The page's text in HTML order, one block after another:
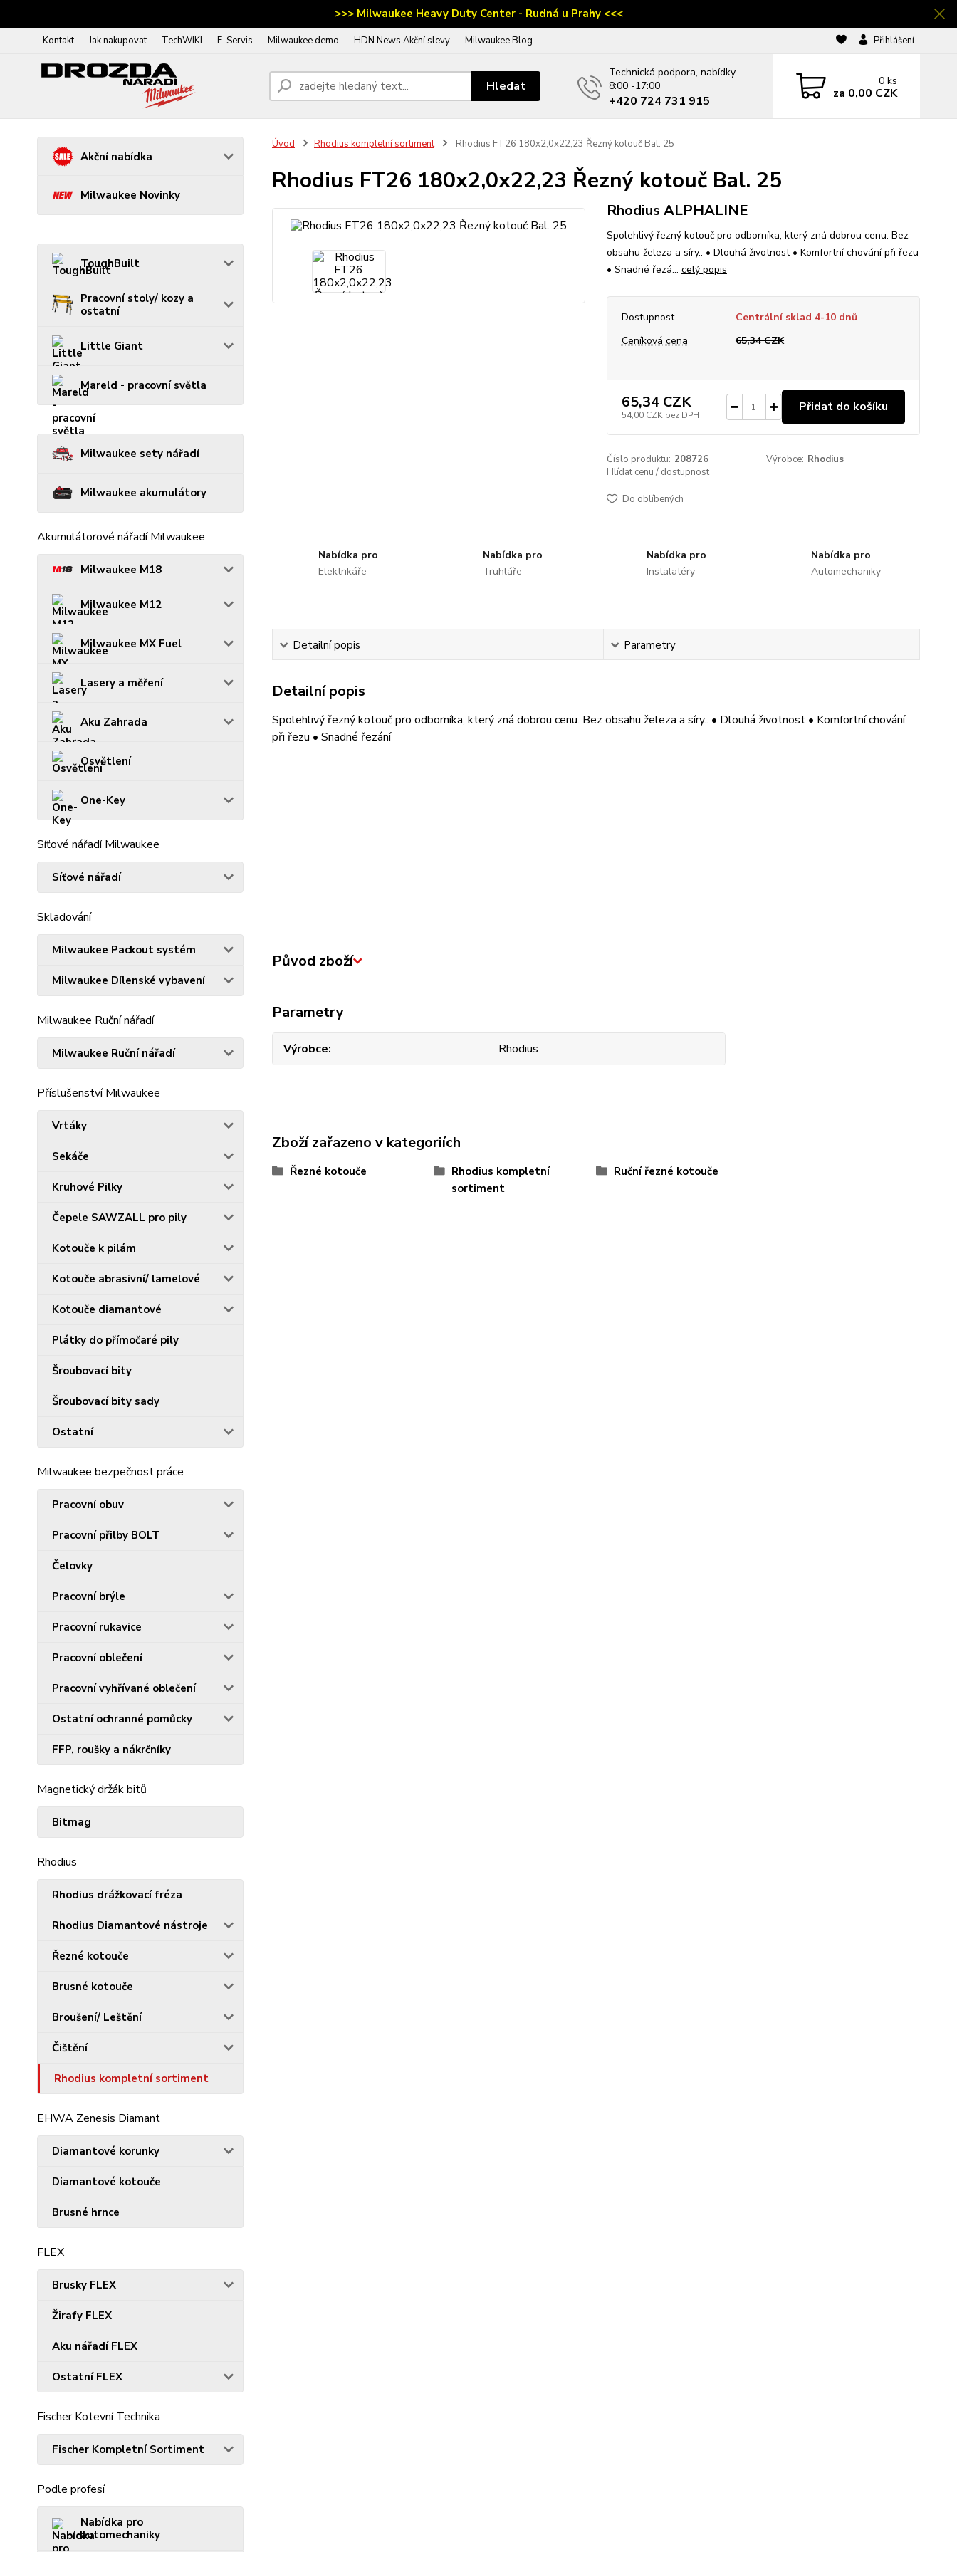
>>> Milwaukee Heavy Duty Center - Rudná u Prahy <<<
Kontakt Jak nakupovat TechWIKI E-Servis Milwaukee demo HDN News Akční slevy Milwaukee Blog Přihlášení
Hledat
Technická podpora, nabídky
8:00 -17:00
‭+420 724 731 915
0 ks
za 0,00 CZK
Akční nabídka
Milwaukee Novinky
ToughBuilt
Pracovní stoly/ kozy a
ostatní
Little Giant
Mareld - pracovní světla
Milwaukee sety nářadí
Milwaukee akumulátory
Akumulátorové nářadí Milwaukee
Milwaukee M18
Milwaukee M12
Milwaukee MX Fuel
Lasery a měření
Aku Zahrada
Osvětlení
One-Key
Síťové nářadí Milwaukee
Síťové nářadí
Skladování
Milwaukee Packout systém
Milwaukee Dílenské vybavení
Milwaukee Ruční nářadí
Milwaukee Ruční nářadí
Příslušenství Milwaukee
Vrtáky
Sekáče
Kruhové Pilky
Čepele SAWZALL pro pily
Kotouče k pilám
Kotouče abrasivní/ lamelové
Kotouče diamantové
Plátky do přímočaré pily
Šroubovací bity
Šroubovací bity sady
Ostatní
Milwaukee bezpečnost práce
Pracovní obuv
Pracovní přilby BOLT
Čelovky
Pracovní brýle
Pracovní rukavice
Pracovní oblečení
Pracovní vyhřívané oblečení
Ostatní ochranné pomůcky
FFP, roušky a nákrčníky
Magnetický držák bitů
Bitmag
Rhodius
Rhodius drážkovací fréza
Rhodius Diamantové nástroje
Řezné kotouče
Brusné kotouče
Broušení/ Leštění
Čištění
Rhodius kompletní sortiment
EHWA Zenesis Diamant
Diamantové korunky
Diamantové kotouče
Brusné hrnce
FLEX
Brusky FLEX
Žirafy FLEX
Aku nářadí FLEX
Ostatní FLEX
Fischer Kotevní Technika
Fischer Kompletní Sortiment
Podle profesí
Nabídka pro
automechaniky
Úvod Rhodius kompletní sortiment Rhodius FT26 180x2,0x22,23 Řezný kotouč Bal. 25
Rhodius FT26 180x2,0x22,23 Řezný kotouč Bal. 25
Rhodius ALPHALINE
Spolehlivý řezný kotouč pro odborníka, který zná dobrou cenu. Bez
obsahu železa a síry.. • Dlouhá životnost • Komfortní chování při řezu
• Snadné řezá... celý popis
Dostupnost
Centrální sklad 4-10 dnů
Ceníková cena
65,34 CZK
65,34 CZK
54,00 CZK bez DPH
Přidat do košíku
Číslo produktu: 208726 Výrobce: Rhodius
Hlídat cenu / dostupnost
Do oblíbených
Nabídka pro
Elektrikáře
Nabídka pro
Truhláře
Nabídka pro
Instalatéry
Nabídka pro
Automechaniky
Detailní popis Parametry
Detailní popis
Spolehlivý řezný kotouč pro odborníka, který zná dobrou cenu. Bez obsahu železa a síry.. • Dlouhá životnost • Komfortní chování
při řezu • Snadné řezání
Původ zboží
Parametry
Výrobce Rhodius
Zboží zařazeno v kategoriích
Řezné kotouče
Rhodius kompletní
sortiment
Ruční řezné kotouče